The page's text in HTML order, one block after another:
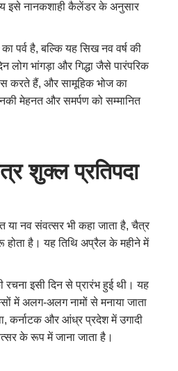
इसे नानकशाही कैलेंडर के अनुसार
पर्व है,बल्कि यह सिख नव वर्ष की
भांगड़ा और गिद्धा जैसे पारंपरिक
करते हैं, और सामूहिक भोज का
मेहनत और समर्पण को सम्मानित
शुक्ल प्रतिपदा
या नव संवत्सर भी कहा जाता है,चैत्र
होता है। यह तिथि अप्रैल के महीने में
रचना इसी दिन से प्रारंभ हुई थी। यह
में अलग-अलग नामों से मनाया जाता
,कर्नाटक और आंध्र प्रदेश में उगादी
के रूप में जाना जाता है।